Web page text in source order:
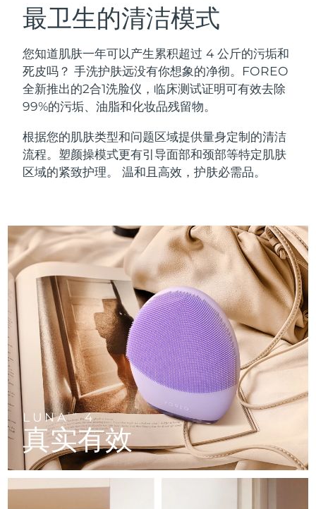
最卫生的清洁模式
您知道肌肤一年可以产生累积超过 4 公斤的污垢和
死皮吗？ 手洗护肤远没有你想象的净彻。FOREO
全新推出的2合1洗脸仪，临床测试证明可有效去除
99%的污垢、油脂和化妆品残留物。
根据您的肌肤类型和问题区域提供量身定制的清洁
流程。塑颜操模式更有引导面部和颈部等特定肌肤
区域的紧致护理。 温和且高效，护肤必需品。
LUNATM4
真实有效
面部清洁
LUNA™ 4 套装
Anti-aging massage
LUNA™ 4 Plus
LUNA™ 4 Men
For men, anti-aging massage
LUNA™ 4 mini
For young skin, T-zone
LUNA™ 4 go
For travel or gym bag
LUNA™ 护肤
Premium cleansers & balm
紧致提拉
BEAR™ 2 套装
Microcurrent toning
BEAR™ 2 go
BEAR™ 2 eyes & lips
Microcurrent line smoothing device
面部提拉护理
Premium anti-aging skincare
BEAR™ 设备
All premium facelift devices
补水保湿
UFO™ 3 套装
UFO™ 3 LED
Near-infrared and red light therapy
device
UFO™ 3 mini
Red light therapy device for young skin
UFO™ 3 go
Portable red light therapy
面膜
Rejuvenation & hydration
口腔护理
issa™ 4
issa™ 4 plus
Smart hybrid silicone sonic toothbrush
issa™ 4 smile
Hybrid silicone sonic toothbrush
issa™ 4 baby
For ages 0-3
issa™ Teeth Whitening Set
抗老
FAQ™ 101
Clinical anti-aging
FAQ™ 102
Advanced clinical anti-aging
FAQ™ 103
Luxurious clinical anti-aging set
LED治疗
NEW
FAQ™ 201
LED mask
FAQ™ 202
LED mask
FAQ™ 211
Anti-aging neck & décolleté LED mask
生发
FAQ™ 301
LED hair strengthening scalp massager
FAQ™ Scalp Serum
Scalp recovery probiotic serum
肌肤年轻化
NEW
FAQ™ 501
Full-Spectrum Red Light Therapy
FAQ™ 502
Full-Spectrum Red Light Therapy
保健品
NEW
专业治疗
奥地利 预计送达日期
比利时 预计送达日期 09/08/2026
百慕大 预计送达日期
波斯尼亚和黑塞哥维那 预计送达日期12/08/2026
文莱 预计送达日期14/08/2026
加拿大 预计送达日期13/08/2026
智利 预计送达日期 13/08/2026
中国 预计送达日期09/08/2026
哥伦比亚 预计送达日期13/08/2026
克罗地亚 预计送达日期 09/08/2026
塞浦路斯 预计送达日期10/08/2026
捷克 预计送达日期09/08/2026
丹麦 预计送达日期09/08/2026